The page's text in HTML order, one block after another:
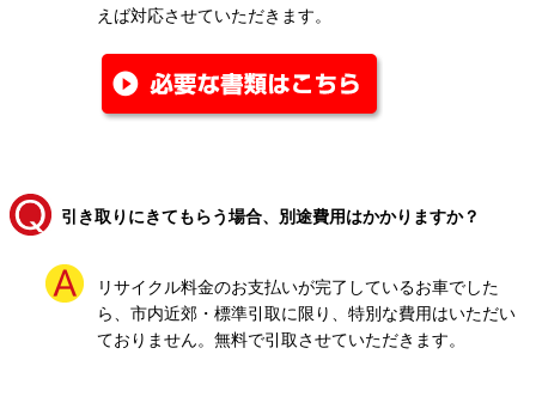
えば対応させていただきます。
引き取りにきてもらう場合、別途費用はかかりますか？
リサイクル料金のお支払いが完了しているお車でした
ら、市内近郊・標準引取に限り、特別な費用はいただい
ておりません。無料で引取させていただきます。